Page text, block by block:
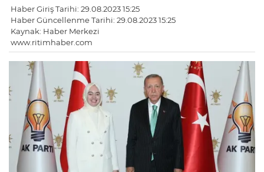
Haber Giriş Tarihi: 29.08.2023 15:25
Haber Güncellenme Tarihi: 29.08.2023 15:25
Kaynak: Haber Merkezi
www.ritimhaber.com